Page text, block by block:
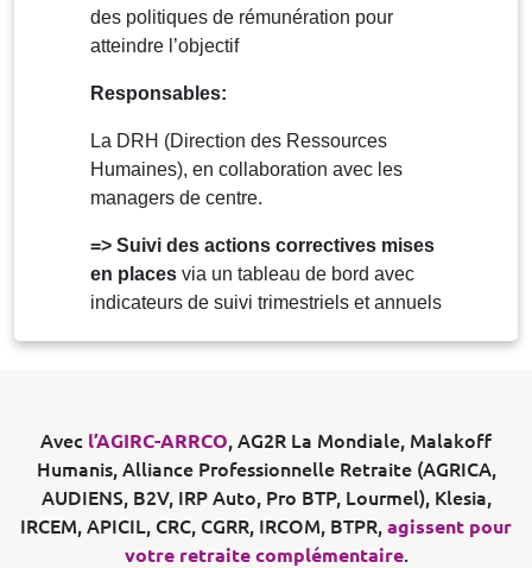
des politiques de rémunération pour
atteindre l’objectif
Responsables:
La DRH (Direction des Ressources
Humaines), en collaboration avec les
managers de centre.
=> Suivi des actions correctives mises
en places via un tableau de bord avec
indicateurs de suivi trimestriels et annuels
Avec l’AGIRC-ARRCO, AG2R La Mondiale, Malakoff
Humanis, Alliance Professionnelle Retraite (AGRICA,
AUDIENS, B2V, IRP Auto, Pro BTP, Lourmel), Klesia,
IRCEM, APICIL, CRC, CGRR, IRCOM, BTPR, agissent pour
votre retraite complémentaire.